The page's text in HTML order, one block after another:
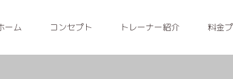
ーム コンセプト トレーナー紹介 料金